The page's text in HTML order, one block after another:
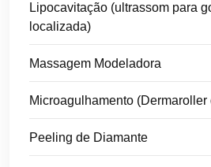
Lipocavitação (ultrassom para
localizada)
Massagem Modeladora
Microagulhamento
Peeling de Diamante